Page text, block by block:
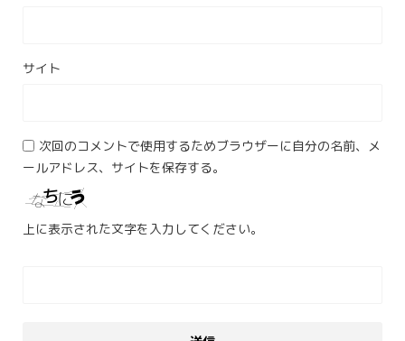
サイト
次回のコメントで使用するためブラウザーに自分の名前、メ
ールアドレス、サイトを保存する。
上に表示された文字を入力してください。